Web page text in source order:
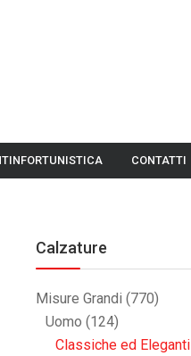
CONTATTI
Calzature
Misure Grandi (770)
Uomo (124)
Classiche ed Eleganti